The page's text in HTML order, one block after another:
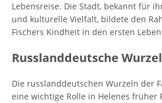
Lebensreise. Die Stadt, bekannt für
und kulturelle Vielfalt, bildete den
Fischers Kindheit in den ersten
Russlanddeutsche
Die russlanddeutschen Wurzeln der
eine wichtige Rolle in Helenes früher